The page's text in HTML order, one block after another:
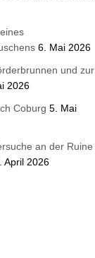
6. Mai 2026
und zur
2026
Coburg 5. Mai
an der Ruine
April 2026